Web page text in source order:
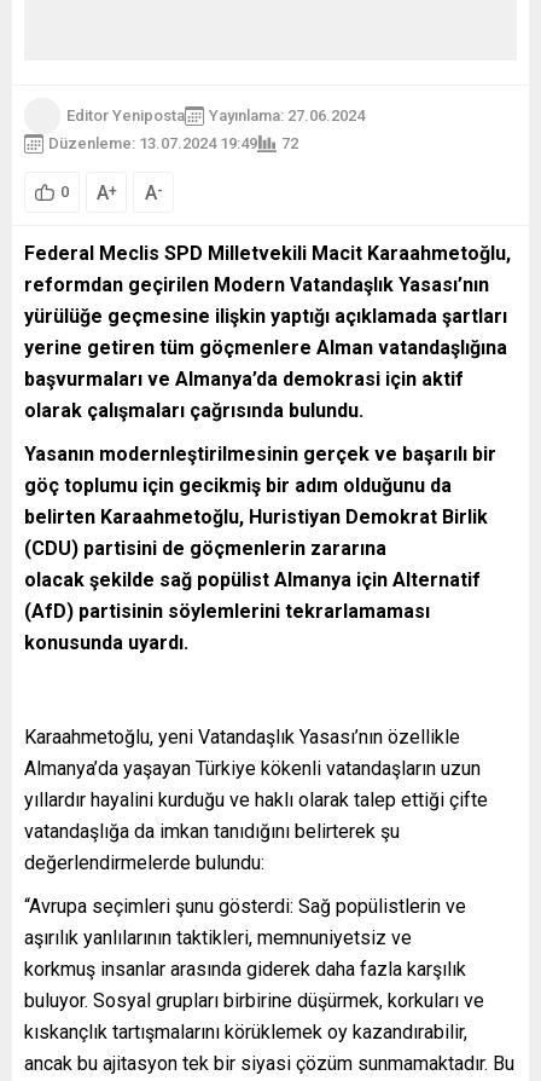
Editor Yeniposta
Yayınlama: 27.06.2024
Düzenleme: 13.07.2024 19:49
72
0 A+ A-
Federal Meclis SPD Milletvekili Macit Karaahmetoğlu,
reformdan geçirilen Modern Vatandaşlık Yasası’nın
yürülüğe geçmesine ilişkin yaptığı açıklamada şartları
yerine getiren tüm göçmenlere Alman vatandaşlığına
başvurmaları ve Almanya’da demokrasi için aktif
olarak çalışmaları çağrısında bulundu.
Yasanın modernleştirilmesinin gerçek ve başarılı bir
göç toplumu için gecikmiş bir adım olduğunu da
belirten Karaahmetoğlu, Huristiyan Demokrat Birlik
(CDU) partisini de göçmenlerin zararına
olacak şekilde sağ popülist Almanya için Alternatif
(AfD) partisinin söylemlerini tekrarlamaması
konusunda uyardı.
Karaahmetoğlu, yeni Vatandaşlık Yasası’nın özellikle
Almanya’da yaşayan Türkiye kökenli vatandaşların uzun
yıllardır hayalini kurduğu ve haklı olarak talep ettiği çifte
vatandaşlığa da imkan tanıdığını belirterek şu
değerlendirmelerde bulundu:
“Avrupa seçimleri şunu gösterdi: Sağ popülistlerin ve
aşırılık yanlılarının taktikleri, memnuniyetsiz ve
korkmuş insanlar arasında giderek daha fazla karşılık
buluyor. Sosyal grupları birbirine düşürmek, korkuları ve
kıskançlık tartışmalarını körüklemek oy kazandırabilir,
ancak bu ajitasyon tek bir siyasi çözüm sunmamaktadır. Bu